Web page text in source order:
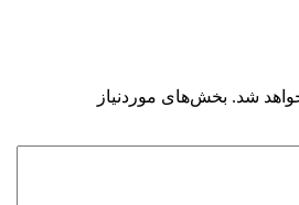
شد. بخش‌های موردنیاز